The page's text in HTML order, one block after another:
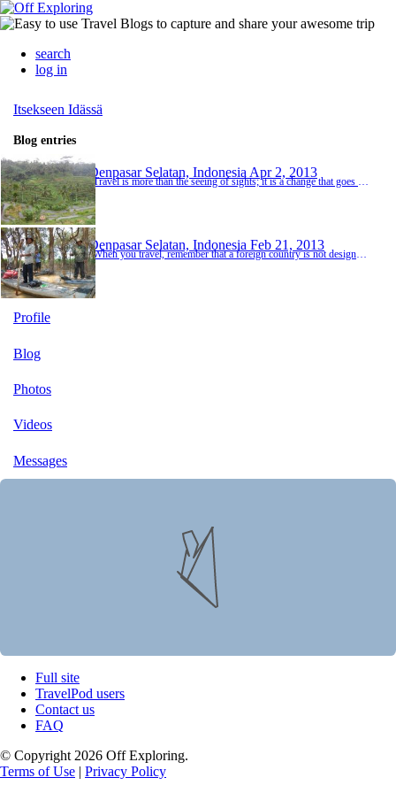
search
log in
Itsekseen Idässä
Blog entries
Denpasar Selatan, Indonesia Apr 2, 2013
Denpasar Selatan, Indonesia Feb 21, 2013
"When you travel, remember that a foreign country is not designed to make you comfortable. It is designed to make its own people comfortable." - Clifton Fadiman Battambangin venereissua varten meidät kuljetettiin bussilla joen varteen. Laiturilla odotti vähintäänkin vaatimaton paatti. Lasikuituveneen ( ihme ettei puhallettavan) molempia laitoja reunusti pitkät penkkirivit, kaikki joutuivat istumaan selin jokeen päin, kasvot toisiaan kohden. Paikallis...
Profile
Blog
Photos
Videos
Messages
Full site
TravelPod users
Contact us
FAQ
© Copyright 2026 Off Exploring.
Terms of Use | Privacy Policy